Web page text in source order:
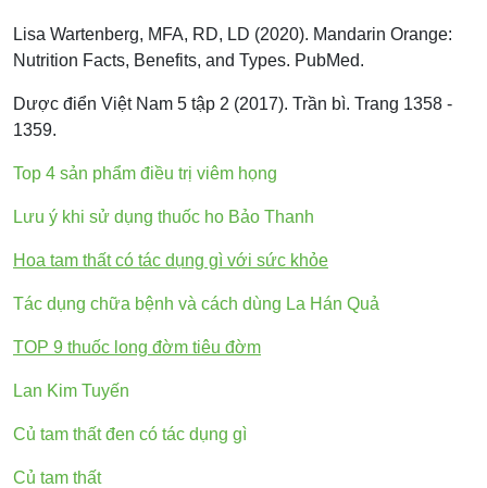
Lisa Wartenberg, MFA, RD, LD (2020). Mandarin Orange:
Nutrition Facts, Benefits, and Types. PubMed.
Dược điển Việt Nam 5 tập 2 (2017). Trần bì. Trang 1358 -
1359.
Top 4 sản phẩm điều trị viêm họng
Lưu ý khi sử dụng thuốc ho Bảo Thanh
Hoa tam thất có tác dụng gì với sức khỏe
Tác dụng chữa bệnh và cách dùng La Hán Quả
TOP 9 thuốc long đờm tiêu đờm
Lan Kim Tuyến
Củ tam thất đen có tác dụng gì
Củ tam thất